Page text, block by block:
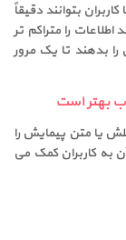
بتوانند دقیقاً
اطلاعات را متراکم تر
را بدهند تا یک مرور
بهتر است
یا متن پیمایش را
به کاربران کمک می